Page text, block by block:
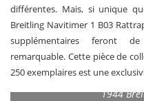
différentes. Mais, si unique
Breitling Navitimer 1 B03
supplémentaires feront
remarquable. Cette pièce de
250 exemplaires est une
1944